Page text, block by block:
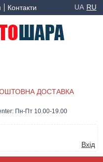
Контакти UA RU
ДОСТАВКА
Пн-Пт 10.00-19.00
Вхід